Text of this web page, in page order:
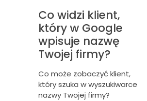
Co widzi klient,
który w Google
wpisuje nazwę
Twojej firmy?
Co może zobaczyć klient,
który szuka w wyszukiwarce
nazwy Twojej firmy?